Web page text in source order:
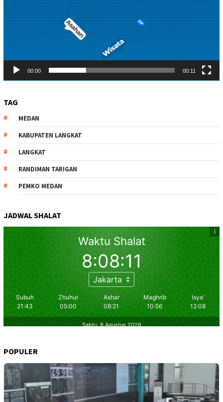
00:00 00:11
TAG
MEDAN
KABUPATEN LANGKAT
LANGKAT
RANDIMAN TARIGAN
PEMKO MEDAN
JADWAL SHALAT
POPULER